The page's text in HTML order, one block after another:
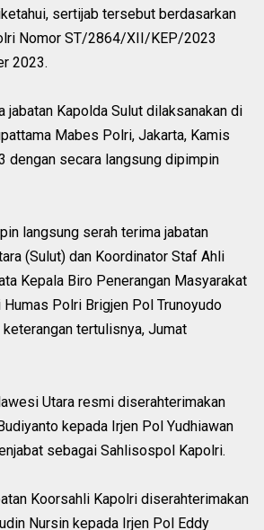
sertijab tersebut berdasarkan
Nomor ST/2864/XII/KEP/2023
2023.
jabatan Kapolda Sulut dilaksanakan di
Mabes Polri, Jakarta, Kamis
dengan secara langsung dipimpin
langsung serah terima jabatan
(Sulut) dan Koordinator Staf Ahli
Kepala Biro Penerangan Masyarakat
Polri Brigjen Pol Trunoyudo
tertulisnya, Jumat
Utara resmi diserahterimakan
kepada Irjen Pol Yudhiawan
sebagai Sahlisospol Kapolri.
Koorsahli Kapolri diserahterimakan
Nursin kepada Irjen Pol Eddy